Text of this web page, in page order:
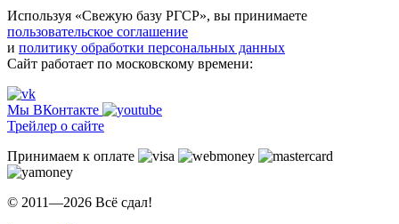
Используя «Свежую базу РГСР», вы принимаете
пользовательское соглашение
и политику обработки персональных данных
Сайт работает по московскому времени:
Мы ВКонтакте
Трейлер о сайте
Принимаем к оплате
© 2011—2026 Всё сдал!